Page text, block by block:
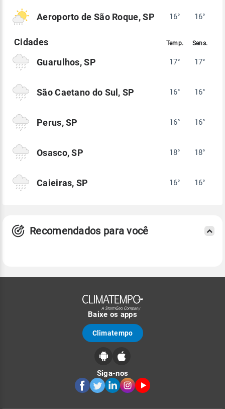
Aeroporto de São Roque, SP 16° 16°
Guarulhos, SP 17° 17°
São Caetano do Sul, SP 16° 16°
Perus, SP 16° 16°
Osasco, SP 18° 18°
Caieiras, SP 16° 16°
Recomendados para você
Baixe os apps
Climatempo
Siga-nos